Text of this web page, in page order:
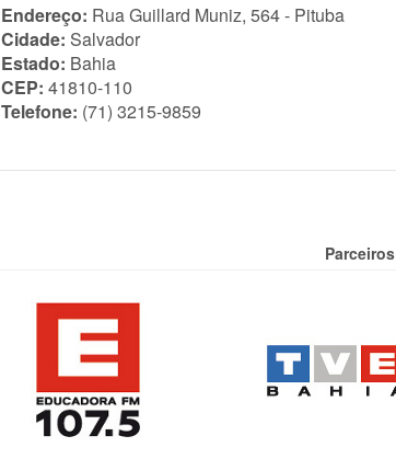
Endereço: Rua Guillard Muniz, 564 - Pituba
Cidade: Salvador
Estado: Bahia
CEP: 41810-110
Telefone: (71) 3215-9859
Parceiros